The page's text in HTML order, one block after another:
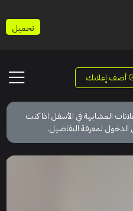
أضف إعلانك
المشابهة في الأسفل اذا كنت
لمعرفة التفاصيل.
تحميل